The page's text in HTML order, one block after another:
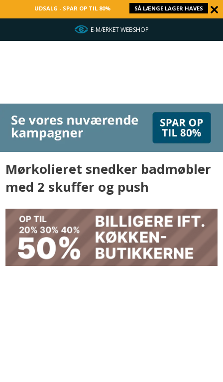
UDSALG - SPAR OP TIL 80% SÅ LÆNGE LAGER HAVES
E-MÆRKET WEBSHOP
Mørkolieret snedker badmøbler
med 2 skuffer og push